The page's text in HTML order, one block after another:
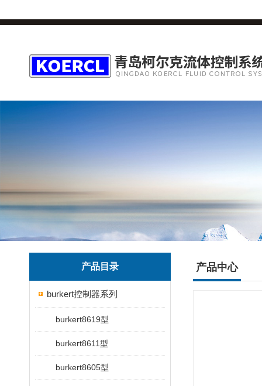
产品目录
burkert控制器系列
burkert8619型
burkert8611型
burkert8605型
产品中心